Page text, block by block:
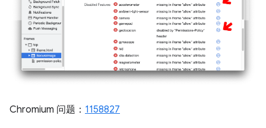
Chromium 问题： 1158827